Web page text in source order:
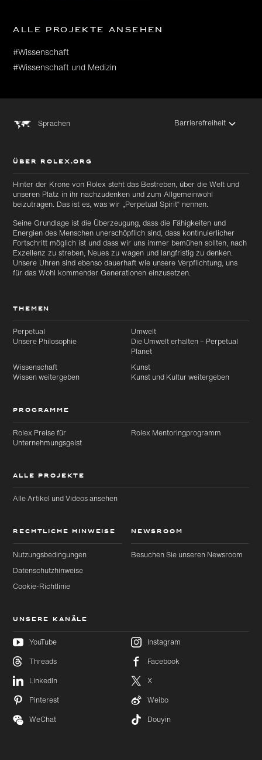
Zu
Hauptinhalt
wechseln
Footer
Alle Projekte ansehen
#Wissenschaft
#Wissenschaft und Medizin
Sprachen Barrierefreiheit
ÜBER ROLEX.ORG
Hinter der Krone von Rolex steht das Bestreben, über die Welt und
unseren Platz in ihr nachzudenken und zum Allgemeinwohl
beizutragen. Das ist es, was wir „Perpetual Spirit“ nennen.
Seine Grundlage ist die Überzeugung, dass die Fähigkeiten und
Energien des Menschen unerschöpflich sind, dass kontinuierlicher
Fortschritt möglich ist und dass wir uns immer bemühen sollten, nach
Exzellenz zu streben, Neues zu wagen und langfristig zu denken.
Unsere Uhren sind ebenso dauerhaft wie unsere Verpflichtung, uns
für das Wohl kommender Generationen einzusetzen.
THEMEN
Perpetual
Unsere Philosophie
Umwelt
Die Umwelt erhalten – Perpetual
Planet
Wissenschaft
Wissen weitergeben
Kunst
Kunst und Kultur weitergeben
PROGRAMME
Rolex Preise für
Unternehmungsgeist
Rolex Mentoringprogramm
ALLE PROJEKTE
Alle Artikel und Videos ansehen
RECHTLICHE HINWEISE
Nutzungsbedingungen
Datenschutzhinweise
Cookie-Richtlinie
NEWSROOM
Besuchen Sie unseren Newsroom
UNSERE KANÄLE
YouTube
Instagram
Threads
Facebook
LinkedIn
X
Pinterest
Weibo
WeChat
Douyin